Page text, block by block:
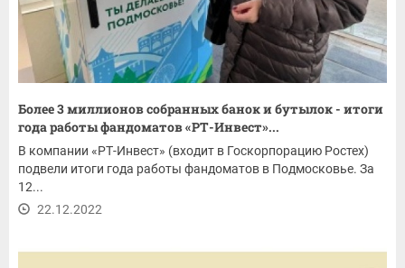
Более 3 миллионов собранных банок и бутылок - итоги
года работы фандоматов «РТ-Инвест»...
В компании «РТ-Инвест» (входит в Госкорпорацию Ростех)
подвели итоги года работы фандоматов в Подмосковье. За
12...
22.12.2022